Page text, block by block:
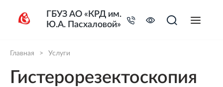
Главная > Услуги
Гистерорезектоскопия
ГБУЗ АО «КРД им.
Ю.А. Пасхаловой»